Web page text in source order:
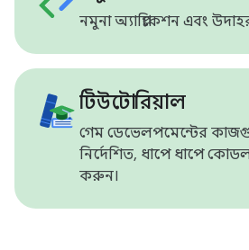
নমুনা অ্যাপ্লিকেশন এবং
টিউটোরিয়াল
গেম ডেভেলপমেন্টের
নির্দেশিত, ধাপে ধাপে
করুন।